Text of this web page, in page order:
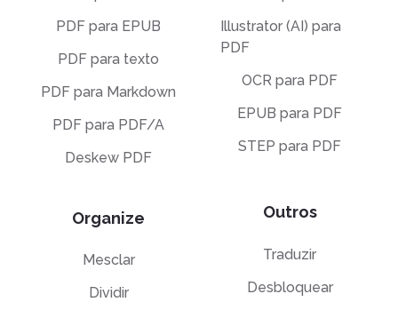
PDF para EPUB
PDF para texto
PDF para Markdown
PDF para PDF/A
Deskew PDF
Organize
Mesclar
Dividir
Illustrator (AI) para
PDF
OCR para PDF
EPUB para PDF
STEP para PDF
Outros
Traduzir
Desbloquear